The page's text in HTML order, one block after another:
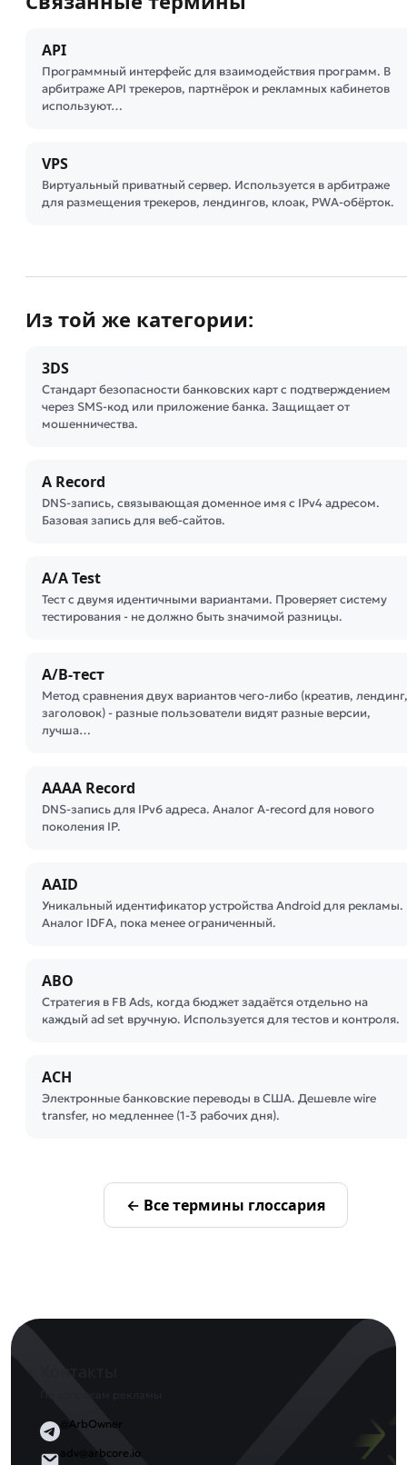
API
Программный интерфейс для взаимодействия программ. В
арбитраже API трекеров, партнёрок и рекламных кабинетов
используют…
VPS
Виртуальный приватный сервер. Используется в арбитраже
для размещения трекеров, лендингов, клоак, PWA-обёрток.
Из той же категории:
3DS
Стандарт безопасности банковских карт с подтверждением
через SMS-код или приложение банка. Защищает от
мошенничества.
A Record
DNS-запись, связывающая доменное имя с IPv4 адресом.
Базовая запись для веб-сайтов.
A/A Test
Тест с двумя идентичными вариантами. Проверяет систему
тестирования - не должно быть значимой разницы.
A/B-тест
Метод сравнения двух вариантов чего-либо (креатив, лендинг,
заголовок) - разные пользователи видят разные версии,
лучша…
AAAA Record
DNS-запись для IPv6 адреса. Аналог A-record для нового
поколения IP.
AAID
Уникальный идентификатор устройства Android для рекламы.
Аналог IDFA, пока менее ограниченный.
ABO
Стратегия в FB Ads, когда бюджет задаётся отдельно на
каждый ad set вручную. Используется для тестов и контроля.
ACH
Электронные банковские переводы в США. Дешевле wire
transfer, но медленнее (1-3 рабочих дня).
← Все термины глоссария
@ArbOwner
adv@arbcore.io